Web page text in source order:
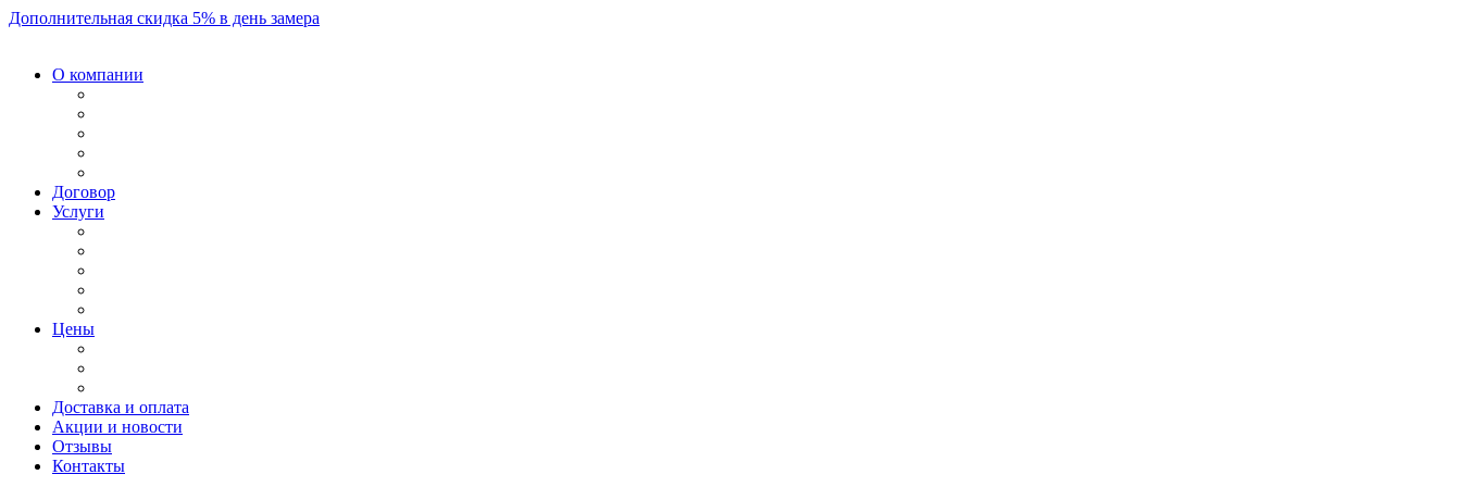
Дополнительная скидка 5% в день замера
О компании
Договор
Услуги
Цены
Доставка и оплата
Акции и новости
Отзывы
Контакты